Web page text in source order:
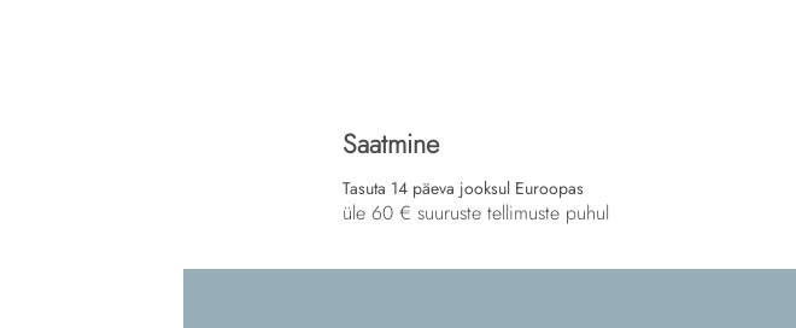
Saatmine
Tasuta 14 päeva jooksul Euroopas
üle 60 € suuruste tellimuste puhul